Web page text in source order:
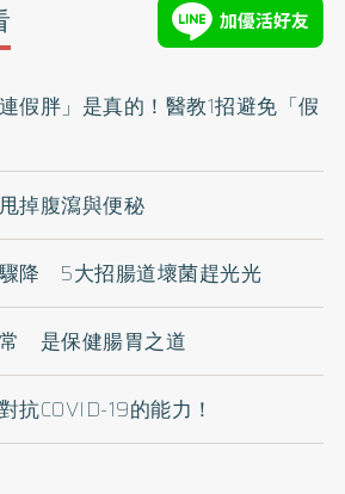
假胖」是真的！醫教1招避免「假
掉腹瀉與便秘
降 5大招腸道壞菌趕光光
是保健腸胃之道
COVID-19的能力！